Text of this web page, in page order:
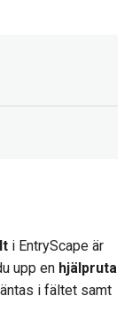
i EntryScape är
upp en hjälpruta
i fältet samt